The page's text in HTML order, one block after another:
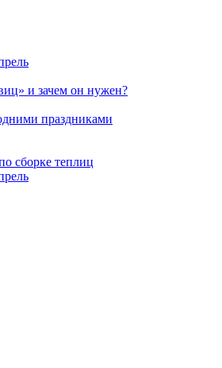
и зачем он нужен?
праздниками
сборке теплиц